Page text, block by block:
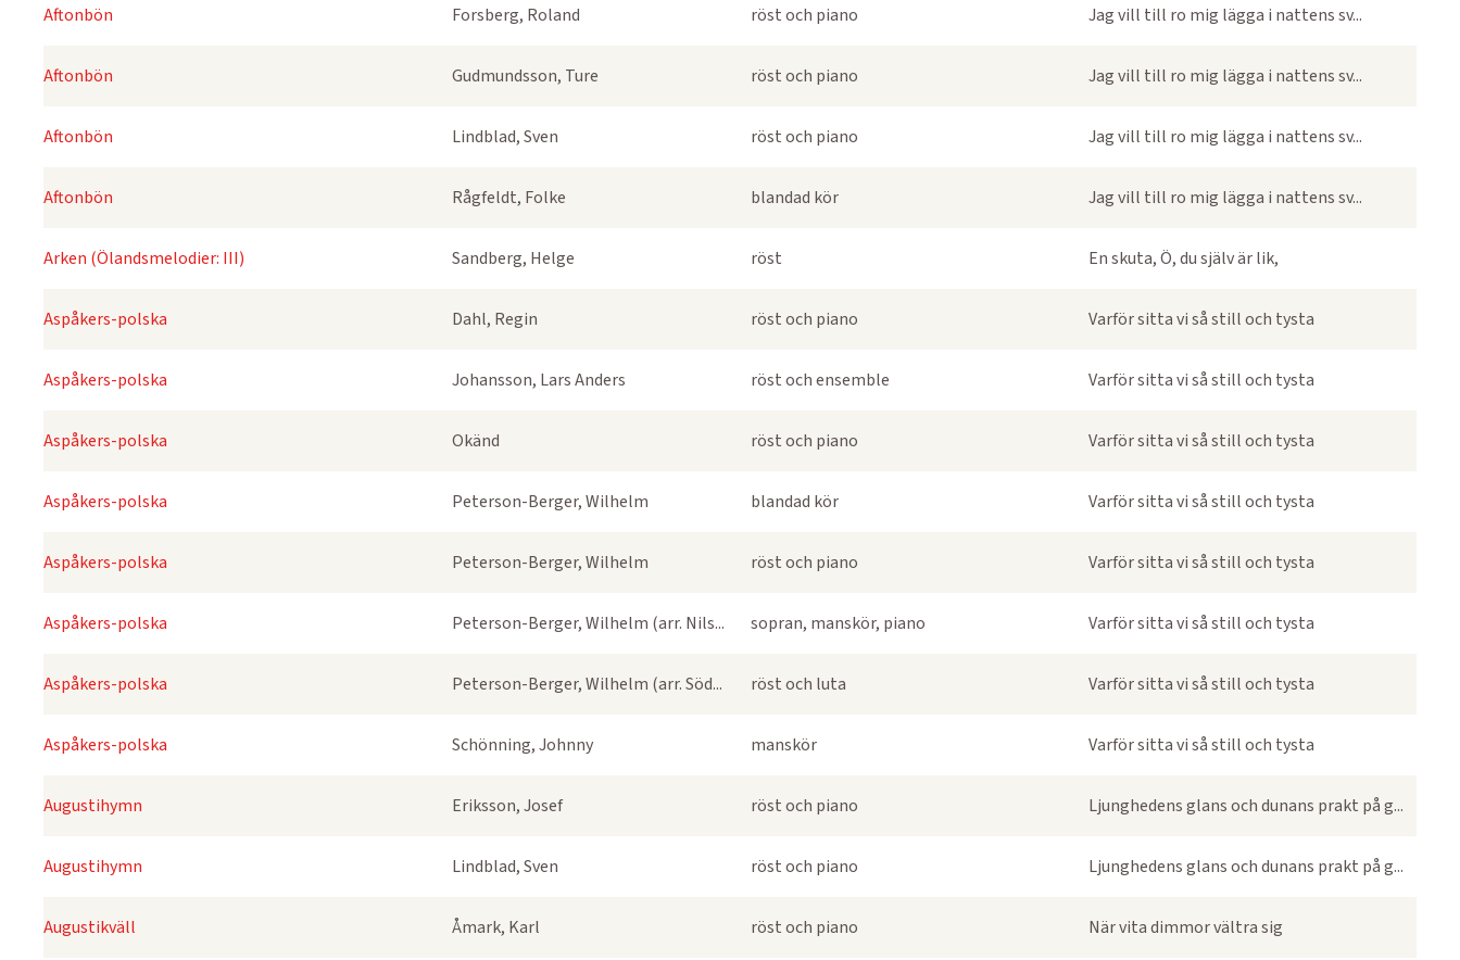
Aftonbön Forsberg, Roland röst och piano Jag vill till ro mig lägga i nattens sv...
Aftonbön Gudmundsson, Ture röst och piano Jag vill till ro mig lägga i nattens sv...
Aftonbön Lindblad, Sven röst och piano Jag vill till ro mig lägga i nattens sv...
Aftonbön Rågfeldt, Folke blandad kör Jag vill till ro mig lägga i nattens sv...
Arken (Ölandsmelodier: III) Sandberg, Helge röst En skuta, Ö, du själv är lik,
Aspåkers-polska Dahl, Regin röst och piano Varför sitta vi så still och tysta
Aspåkers-polska Johansson, Lars Anders röst och ensemble Varför sitta vi så still och tysta
Aspåkers-polska Okänd röst och piano Varför sitta vi så still och tysta
Aspåkers-polska Peterson-Berger, Wilhelm blandad kör Varför sitta vi så still och tysta
Aspåkers-polska Peterson-Berger, Wilhelm röst och piano Varför sitta vi så still och tysta
Aspåkers-polska Peterson-Berger, Wilhelm (arr. Nils... sopran, manskör, piano Varför sitta vi så still och tysta
Aspåkers-polska Peterson-Berger, Wilhelm (arr. Söd... röst och luta Varför sitta vi så still och tysta
Aspåkers-polska Schönning, Johnny manskör Varför sitta vi så still och tysta
Augustihymn Eriksson, Josef röst och piano Ljunghedens glans och dunans prakt på g...
Augustihymn Lindblad, Sven röst och piano Ljunghedens glans och dunans prakt på g...
Augustikväll Åmark, Karl röst och piano När vita dimmor vältra sig